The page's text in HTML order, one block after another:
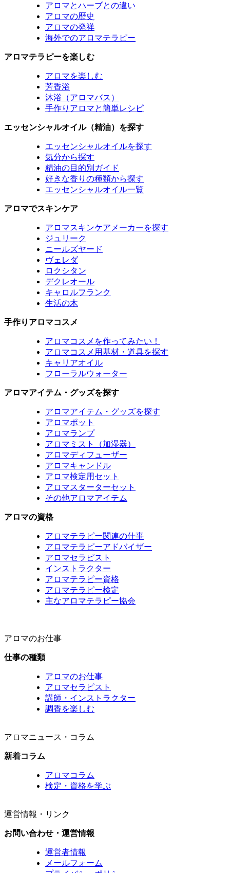
アロマとハーブとの違い
アロマの歴史
アロマの発祥
海外でのアロマテラピー
アロマテラピーを楽しむ
アロマを楽しむ
芳香浴
沐浴（アロマバス）
手作りアロマと簡単レシピ
エッセンシャルオイル（精油）を探す
エッセンシャルオイルを探す
気分から探す
精油の目的別ガイド
好きな香りの種類から探す
エッセンシャルオイル一覧
アロマでスキンケア
アロマスキンケアメーカーを探す
ジュリーク
ニールズヤード
ヴェレダ
ロクシタン
デクレオール
キャロルフランク
生活の木
手作りアロマコスメ
アロマコスメを作ってみたい！
アロマコスメ用基材・道具を探す
キャリアオイル
フローラルウォーター
アロマアイテム・グッズを探す
アロマアイテム・グッズを探す
アロマポット
アロマランプ
アロマミスト（加湿器）
アロマディフューザー
アロマキャンドル
アロマ検定用セット
アロマスターターセット
その他アロマアイテム
アロマの資格
アロマテラピー関連の仕事
アロマテラピーアドバイザー
アロマセラピスト
インストラクター
アロマテラピー資格
アロマテラピー検定
主なアロマテラピー協会
アロマのお仕事
仕事の種類
アロマのお仕事
アロマセラピスト
講師・インストラクター
調香を楽しむ
アロマニュース・コラム
新着コラム
アロマコラム
検定・資格を学ぶ
運営情報・リンク
お問い合わせ・運営情報
運営者情報
メールフォーム